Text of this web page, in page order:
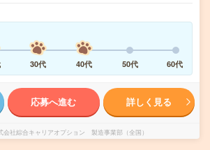
30代 40代 50代 60代
応募へ進む 詳しく見る
会社綜合キャリアオプション 製造事業部（全国）